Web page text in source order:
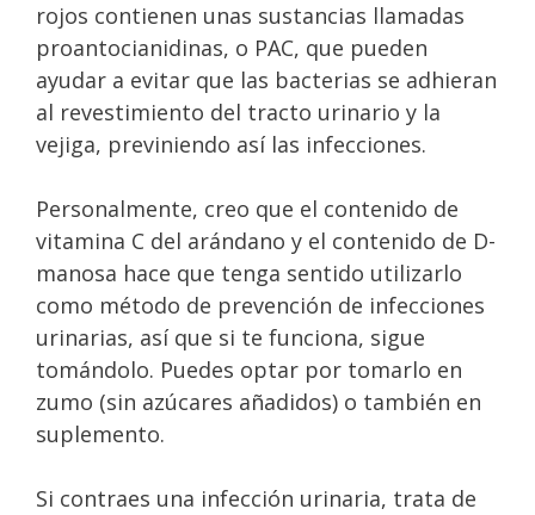
rojos contienen unas sustancias llamadas
proantocianidinas, o PAC, que pueden
ayudar a evitar que las bacterias se adhieran
al revestimiento del tracto urinario y la
vejiga, previniendo así las infecciones.
Personalmente, creo que el contenido de
vitamina C del arándano y el contenido de D-
manosa hace que tenga sentido utilizarlo
como método de prevención de infecciones
urinarias, así que si te funciona, sigue
tomándolo. Puedes optar por tomarlo en
zumo (sin azúcares añadidos) o también en
suplemento.
Si contraes una infección urinaria, trata de